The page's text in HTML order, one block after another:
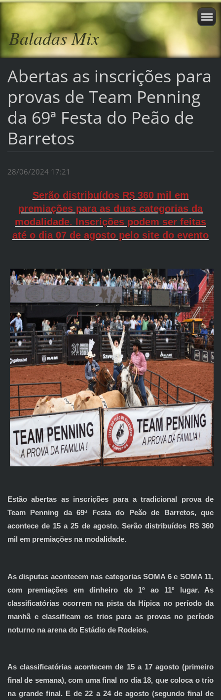
Baladas Mix
Abertas as inscrições para
provas de Team Penning
da 69ª Festa do Peão de
Barretos
28/06/2024 17:21
Serão distribuídos R$ 360 mil em
premiações para as duas categorias da
modalidade. Inscrições podem ser feitas
até o dia 07 de agosto pelo site do evento
Estão abertas as inscrições para a tradicional prova de
Team Penning da 69ª Festa do Peão de Barretos, que
acontece de 15 a 25 de agosto. Serão distribuídos R$ 360
mil em premiações na modalidade.
As disputas acontecem nas categorias SOMA 6 e SOMA 11,
com premiações em dinheiro do 1º ao 11º lugar. As
classificatórias ocorrem na pista da Hípica no período da
manhã e classificam os trios para as provas no período
noturno na arena do Estádio de Rodeios.
As classificatórias acontecem de 15 a 17 agosto (primeiro
final de semana), com uma final no dia 18, que coloca o trio
na grande final. E de 22 a 24 de agosto (segundo final de